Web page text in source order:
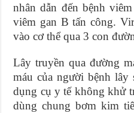
nhân dẫn đến bệnh
viêm gan B tấn công.
vào cơ thể qua 3 con
Lây truyền qua đường
máu của người bệnh lây
dụng cụ y tế không khử
dùng chung bơm kim